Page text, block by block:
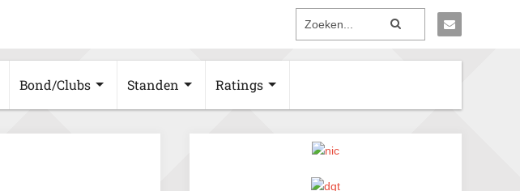
Bond/Clubs Standen Ratings